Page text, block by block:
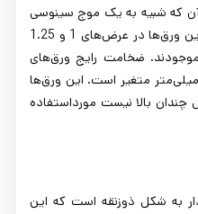
که شبیه به یک موج سینوسی
است به این نام خوانده می‌شود. این ورق‌ها در عرض‌های 1 و 1.25
در بازار موجودند. ضخامت رایج ورق‌های
شیروانی سینوسی بین 0.4 تا 0.6 میلی‌متر متغیر است. این ورق‌ها
بالا نیست مورداستفاده
به شکل ذوزنقه است که این